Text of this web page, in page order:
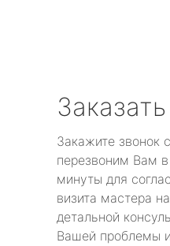
Закажите звонок
перезвоним Вам
минуты для
визита мастера
детальной
Вашей проблемы